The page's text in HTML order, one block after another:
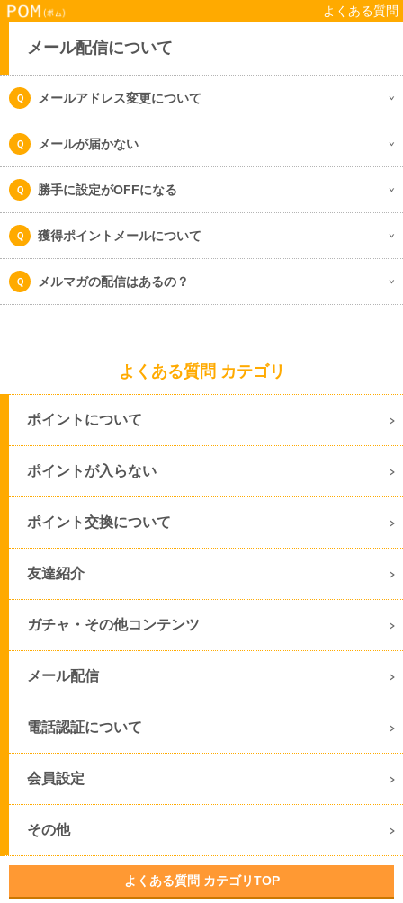
よくある質問
メール配信について
メールアドレス変更について
メールが届かない
勝手に設定がOFFになる
獲得ポイントメールについて
メルマガの配信はあるの？
よくある質問 カテゴリ
ポイントについて
ポイントが入らない
ポイント交換について
友達紹介
ガチャ・その他コンテンツ
メール配信
電話認証について
会員設定
その他
よくある質問 カテゴリTOP